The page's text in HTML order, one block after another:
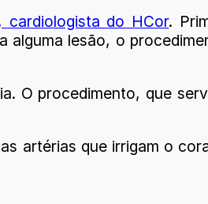
cardiologista do HCor.
lesão, o
O procedimento, que
artérias que irrigam o